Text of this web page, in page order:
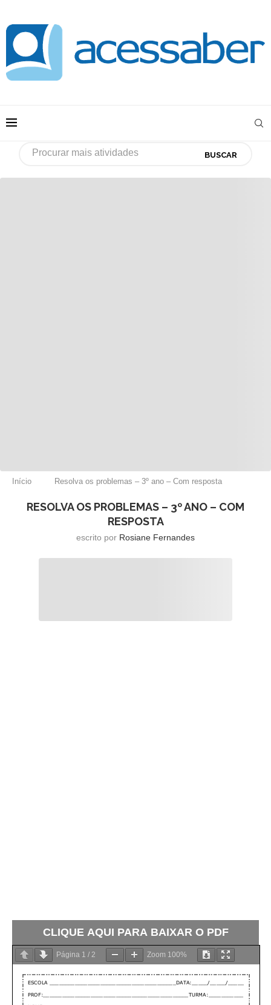
BUSCAR
Início Resolva os problemas – 3º ano – Com resposta
RESOLVA OS PROBLEMAS – 3º ANO – COM
RESPOSTA
escrito por Rosiane Fernandes
CLIQUE AQUI PARA BAIXAR O PDF
Página 1 / 2 Zoom 100%